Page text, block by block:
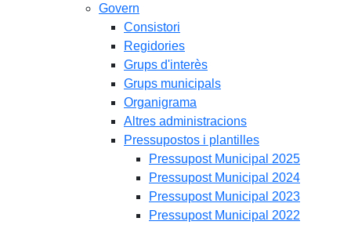
Govern
Consistori
Regidories
Grups d'interès
Grups municipals
Organigrama
Altres administracions
Pressupostos i plantilles
Pressupost Municipal 2025
Pressupost Municipal 2024
Pressupost Municipal 2023
Pressupost Municipal 2022